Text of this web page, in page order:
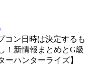
コン日時は決定するも
！新情報まとめとG級
ーハンターライズ】